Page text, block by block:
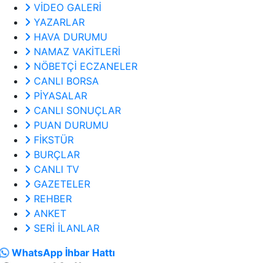
VİDEO GALERİ
YAZARLAR
HAVA DURUMU
NAMAZ VAKİTLERİ
NÖBETÇİ ECZANELER
CANLI BORSA
PİYASALAR
CANLI SONUÇLAR
PUAN DURUMU
FİKSTÜR
BURÇLAR
CANLI TV
GAZETELER
REHBER
ANKET
SERİ İLANLAR
WhatsApp İhbar Hattı